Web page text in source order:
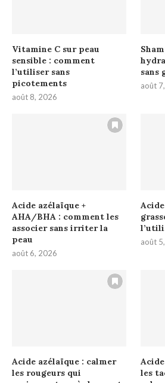
Vitamine C sur peau
sensible : comment
l’utiliser sans
picotements
août 8, 2026
sans
août
Acide azélaïque +
AHA/BHA : comment les
associer sans irriter la
peau
août 6, 2026
août
Acide azélaïque : calmer
les rougeurs qui
les